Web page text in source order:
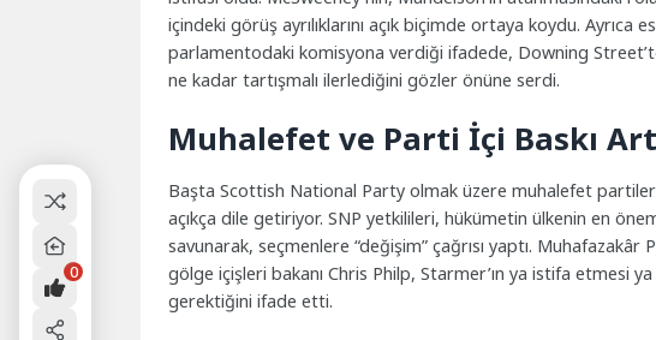
içindeki görüş ayrılıklarını açık biçimde ortaya koydu. Ayrıca
parlamentodaki komisyona verdiği ifadede, Downing
ne kadar tartışmalı ilerlediğini gözler önüne serdi.
Muhalefet ve Parti İçi Baskı
Başta Scottish National Party olmak üzere muhalefet
açıkça dile getiriyor. SNP yetkilileri, hükümetin ülkenin en
savunarak, seçmenlere “değişim” çağrısı yaptı.
gölge içişleri bakanı Chris Philp, Starmer’ın ya istifa etmesi
gerektiğini ifade etti.
0